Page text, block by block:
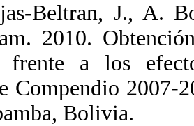
13. Rojas-
Maugham.
quinua
Informe